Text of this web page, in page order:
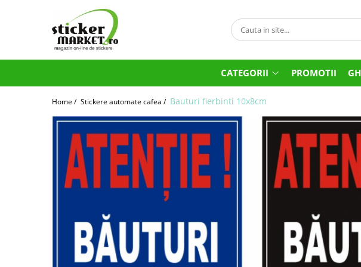
Categorii
Stickere Atentionare
Obligatii generale
Autocolante automate cafea
CATEGORII PROMOTII
Home / Stickere automate cafea / Bauturi fierbinti 10x8cm